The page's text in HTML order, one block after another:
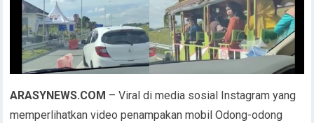
ARASYNEWS.COM – Viral di media sosial Instagram yang
memperlihatkan video penampakan mobil Odong-odong